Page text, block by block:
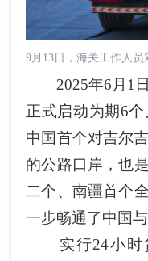
9月13日，海关工作人员
2025年6月1日
正式启动为期6
中国首个对吉尔
的公路口岸，也
二个、南疆首个
一步畅通了中国
实行24小时